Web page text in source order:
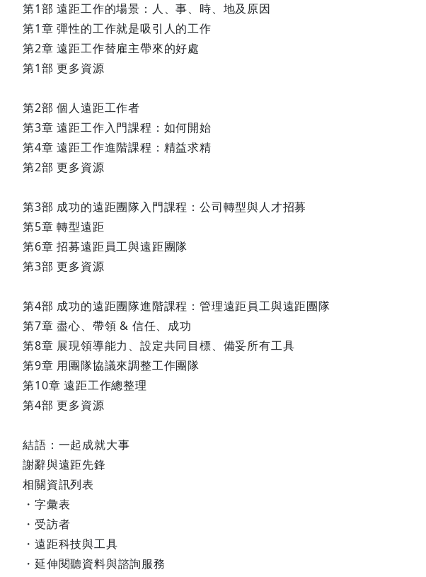
第1部 遠距工作的場景：人、事、時、地及原因
第1章 彈性的工作就是吸引人的工作
第2章 遠距工作替雇主帶來的好處
第1部 更多資源
第2部 個人遠距工作者
第3章 遠距工作入門課程：如何開始
第4章 遠距工作進階課程：精益求精
第2部 更多資源
第3部 成功的遠距團隊入門課程：公司轉型與人才招募
第5章 轉型遠距
第6章 招募遠距員工與遠距團隊
第3部 更多資源
第4部 成功的遠距團隊進階課程：管理遠距員工與遠距團隊
第7章 盡心、帶領 & 信任、成功
第8章 展現領導能力、設定共同目標、備妥所有工具
第9章 用團隊協議來調整工作團隊
第10章 遠距工作總整理
第4部 更多資源
結語：一起成就大事
謝辭與遠距先鋒
相關資訊列表
・字彙表
・受訪者
・遠距科技與工具
・延伸閱聽資料與諮詢服務